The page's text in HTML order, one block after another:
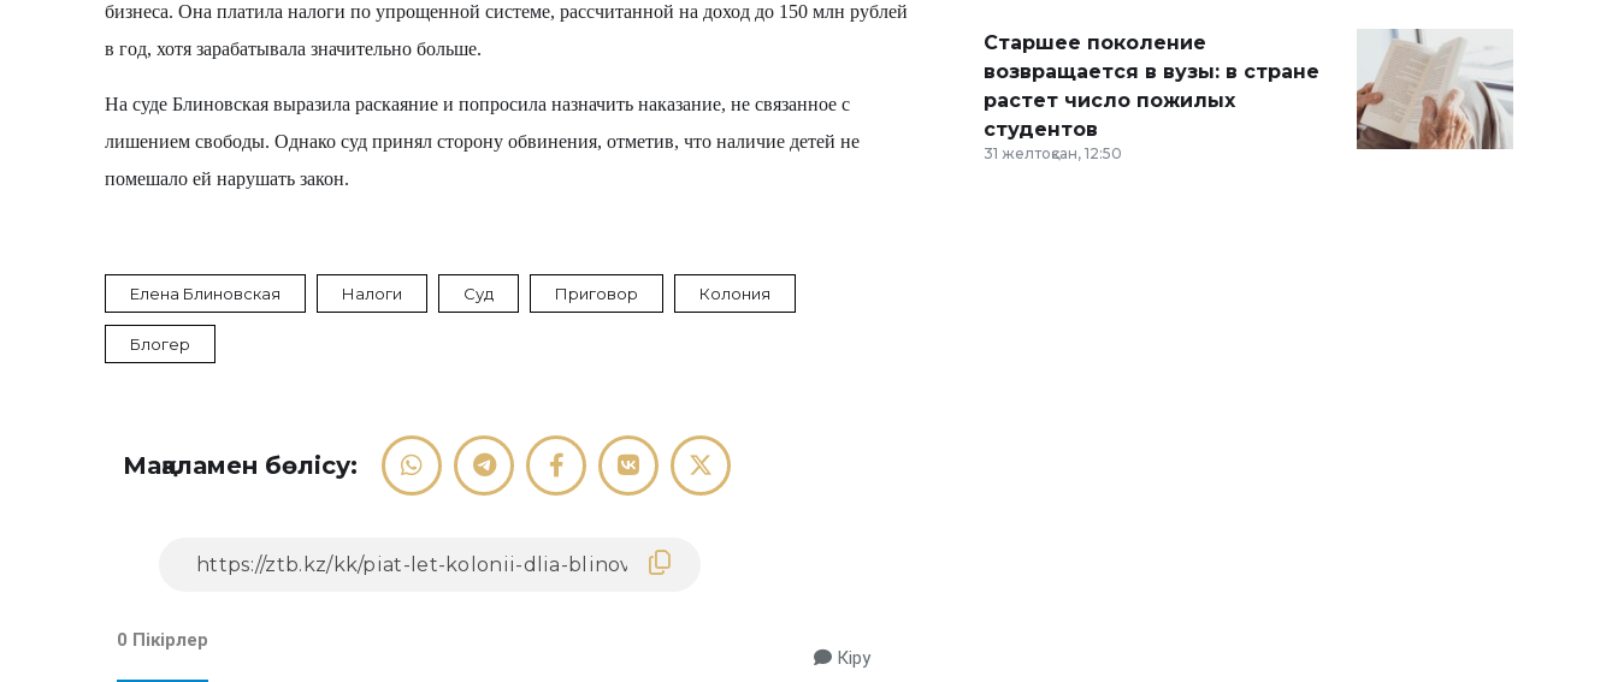
бизнеса. Она платила налоги по упрощенной системе, рассчитанной на доход до 150 млн рублей
в год, хотя зарабатывала значительно больше.
На суде Блиновская выразила раскаяние и попросила назначить наказание, не связанное с
лишением свободы. Однако суд принял сторону обвинения, отметив, что наличие детей не
помешало ей нарушать закон.
Елена Блиновская Налоги Суд Приговор Колония
Блогер
Мақаламен бөлісу:
0 Пікірлер
Кіру
Старшее поколение
возвращается в вузы: в стране
растет число пожилых
студентов
31 желтоқсан, 12:50